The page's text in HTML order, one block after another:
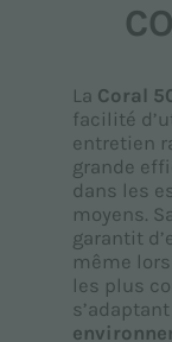
La Coral
facilité
entretien
grande
dans les
moyens.
garantit
même
les plus